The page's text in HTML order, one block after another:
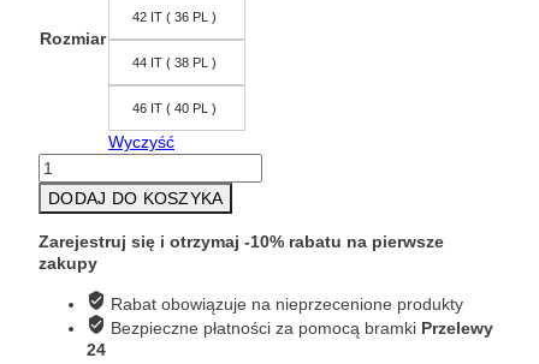
Rozmiar
42 IT ( 36 PL )
44 IT ( 38 PL )
46 IT ( 40 PL )
Wyczyść
ilość
Koszula
damska
biało-
niebieskie
ACCA004970
DODAJ DO KOSZYKA
Zarejestruj się i otrzymaj -10% rabatu na pierwsze
zakupy
Rabat obowiązuje na nieprzecenione produkty
Bezpieczne płatności za pomocą bramki Przelewy
24